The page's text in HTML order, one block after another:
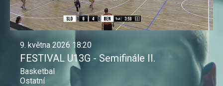
video
9. května 2026 18:20
FESTIVAL U13G - Semifinále II.
Basketbal
Ostatní